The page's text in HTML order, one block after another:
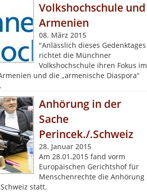
Volkshochschule und
Armenien
08. März 2015
"Anlässlich dieses Gedenktages
richtet die Münchner
Volkshochschule ihren Fokus im
und die „armenische Diaspora“
Anhörung in der
Sache
Perincek./.Schweiz
28. Januar 2015
Am 28.01.2015 fand vorm
Europäischen Gerichtshof für
Menschenrechte die Anhörung
statt.